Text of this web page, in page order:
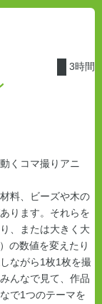
3時間
くコマ撮りアニ
料、ビーズや木の
ります。それらを
、または大きく大
の数値を変えたり
ながら1枚1枚を撮
んなで見て、作品
で1つのテーマを